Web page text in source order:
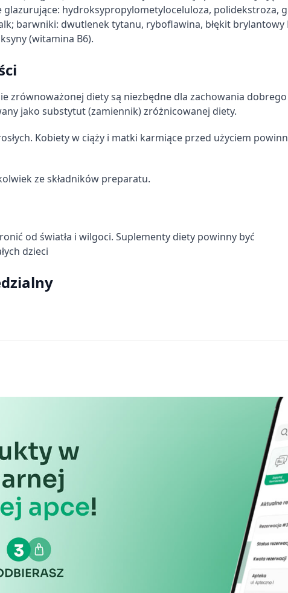
glazurujące: hydroksypropylometyloceluloza, polidekstroza,
barwniki: dwutlenek tytanu, ryboflawina, błękit brylantowy
(witamina B6).
zrównoważonej diety są niezbędne dla zachowania
jako substytut (zamiennik) zróżnicowanej diety.
Kobiety w ciąży i matki karmiące przed użyciem
ze składników preparatu.
od światła i wilgoci. Suplementy diety powinny być
dzieci
informacji